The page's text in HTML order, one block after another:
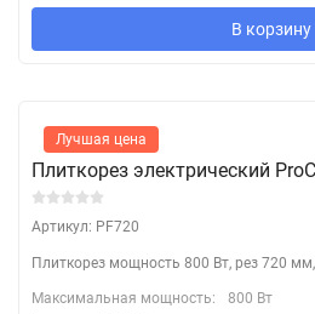
В корзину
Лучшая цена
Плиткорез электрический
Артикул: PF720
Плиткорез мощность 800 Вт, рез 720
Максимальная мощность:
800 Вт